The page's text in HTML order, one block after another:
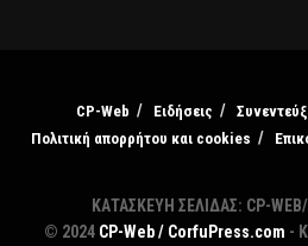
CP-Web Ειδήσεις
Πολιτική απορρήτου και cookies
ΚΑΤΑΣΚΕΥΗ ΣΕΛΙΔΑΣ: CP-WEB/
© 2024 CP-Web / CorfuPress.com -